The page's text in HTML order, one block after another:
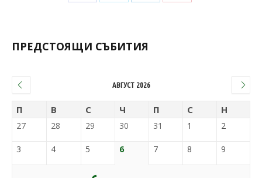
ПРЕДСТОЯЩИ СЪБИТИЯ
АВГУСТ 2026
П В С Ч П С Н
27 28 29 30 31 1 2
3 4 5 6 7 8 9